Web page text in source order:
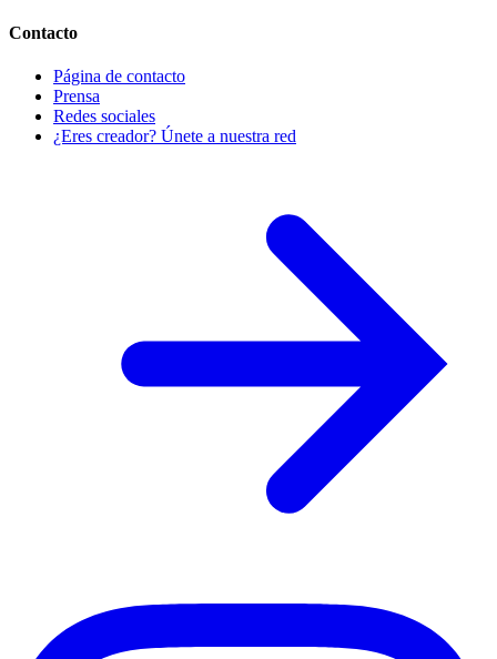
Contacto
Página de contacto
Prensa
Redes sociales
¿Eres creador? Únete a nuestra red